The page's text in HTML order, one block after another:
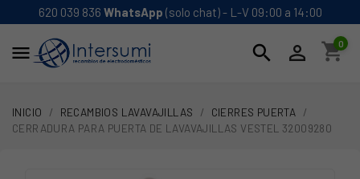
620 039 836 WhatsApp (solo chat) - L-V 09:00 a 14:00
 search  shopping_cart
0
INICIO RECAMBIOS LAVAVAJILLAS
CIERRES PUERTA
CERRADURA PARA PUERTA DE LAVAVAJILLAS VESTEL 32009280